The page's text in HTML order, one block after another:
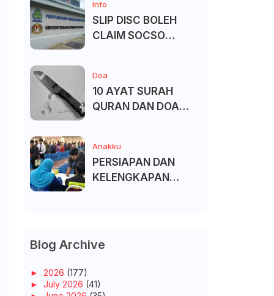
Info
SLIP DISC BOLEH
CLAIM SOCSO
Doa
10 AYAT SURAH
QURAN DAN DOA
Anakku
PERSIAPAN DAN
KELENGKAPAN
Blog Archive
► 2026 (177)
► July 2026 (41)